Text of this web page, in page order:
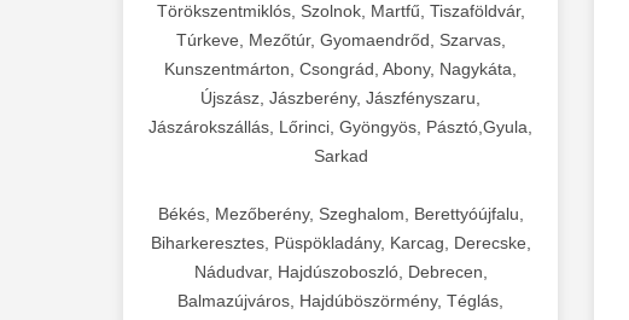
Törökszentmiklós, Szolnok, Martfű, Tiszaföldvár,
Túrkeve, Mezőtúr, Gyomaendrőd, Szarvas,
Kunszentmárton, Csongrád, Abony, Nagykáta,
Újszász, Jászberény, Jászfényszaru,
Jászárokszállás, Lőrinci, Gyöngyös, Pásztó,Gyula,
Sarkad
Békés, Mezőberény, Szeghalom, Berettyóújfalu,
Biharkeresztes, Püspökladány, Karcag, Derecske,
Nádudvar, Hajdúszoboszló, Debrecen,
Balmazújváros, Hajdúböszörmény, Téglás,